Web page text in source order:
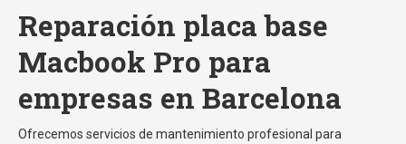
Reparación placa base
Macbook Pro para
empresas en Barcelona
Ofrecemos servicios de mantenimiento profesional para